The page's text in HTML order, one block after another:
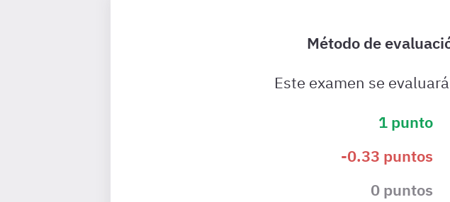
Método de
Este examen se
1 punto
-0.33 puntos
0 puntos